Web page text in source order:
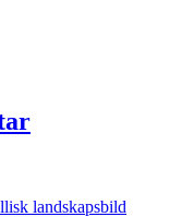
landskapsbild